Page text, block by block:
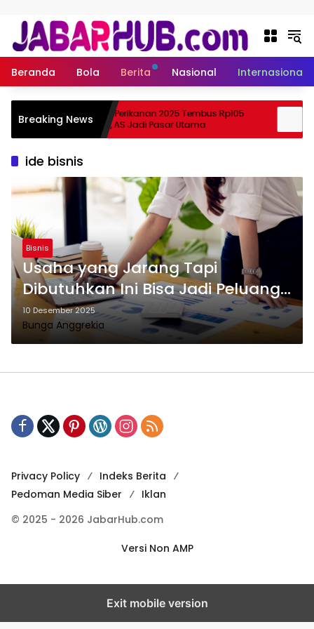
Beranda Bola Berita Nasional Internasional
Breaking NewsEkspor Perikanan 2025 Tembus Rp105
Triliun, AS Jadi Pasar Utama
ide bisnis
Bisnis
Usaha yang Jarang Tapi
Dibutuhkan Ini Bisa Jadi Peluang
Emas untuk Mulai Bisnis
10 Desember 2025
Bunga Anggrekia
Privacy Policy
Indeks Berita
Pedoman Media Siber
Iklan
© 2025 - 2026 JabarHub.com
Versi Non AMP
Exit mobile version